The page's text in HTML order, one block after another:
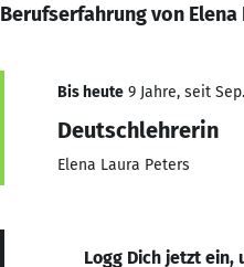
Berufserfahrung von
Bis heute 9 Jahre, seit
Deutschlehrerin
Elena Laura Peters
Logg Dich jetzt ein,